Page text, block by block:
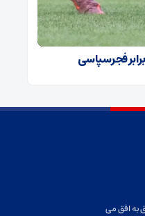
فجرسپاسی
به افق می